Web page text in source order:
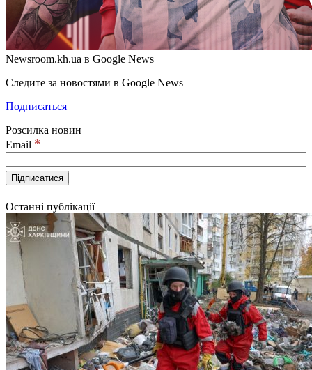
Newsroom.kh.ua в Google News
Следите за новостями в Google News
Подписаться
Розсилка новин
Email *
Останні публікації